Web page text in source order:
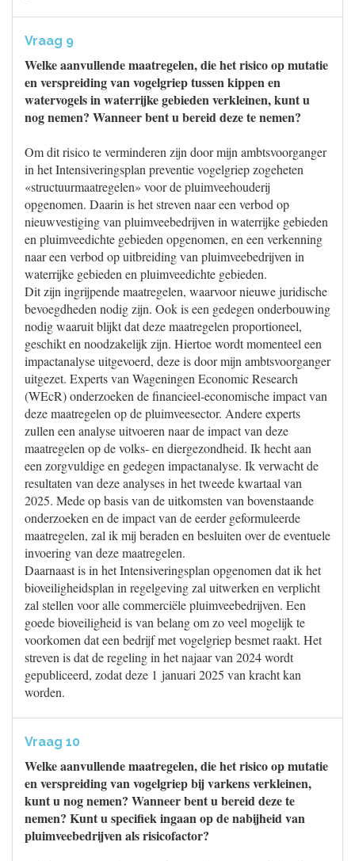
Vraag 9
Welke aanvullende maatregelen, die het risico op mutatie
en verspreiding van vogelgriep tussen kippen en
watervogels in waterrijke gebieden verkleinen, kunt u
nog nemen? Wanneer bent u bereid deze te nemen?
Om dit risico te verminderen zijn door mijn ambtsvoorganger
in het Intensiveringsplan preventie vogelgriep zogeheten
«structuurmaatregelen» voor de pluimveehouderij
opgenomen. Daarin is het streven naar een verbod op
nieuwvestiging van pluimveebedrijven in waterrijke gebieden
en pluimveedichte gebieden opgenomen, en een verkenning
naar een verbod op uitbreiding van pluimveebedrijven in
waterrijke gebieden en pluimveedichte gebieden.
Dit zijn ingrijpende maatregelen, waarvoor nieuwe juridische
bevoegdheden nodig zijn. Ook is een gedegen onderbouwing
nodig waaruit blijkt dat deze maatregelen proportioneel,
geschikt en noodzakelijk zijn. Hiertoe wordt momenteel een
impactanalyse uitgevoerd, deze is door mijn ambtsvoorganger
uitgezet. Experts van Wageningen Economic Research
(WEcR) onderzoeken de financieel-economische impact van
deze maatregelen op de pluimveesector. Andere experts
zullen een analyse uitvoeren naar de impact van deze
maatregelen op de volks- en diergezondheid. Ik hecht aan
een zorgvuldige en gedegen impactanalyse. Ik verwacht de
resultaten van deze analyses in het tweede kwartaal van
2025. Mede op basis van de uitkomsten van bovenstaande
onderzoeken en de impact van de eerder geformuleerde
maatregelen, zal ik mij beraden en besluiten over de eventuele
invoering van deze maatregelen.
Daarnaast is in het Intensiveringsplan opgenomen dat ik het
bioveiligheidsplan in regelgeving zal uitwerken en verplicht
zal stellen voor alle commerciële pluimveebedrijven. Een
goede bioveiligheid is van belang om zo veel mogelijk te
voorkomen dat een bedrijf met vogelgriep besmet raakt. Het
streven is dat de regeling in het najaar van 2024 wordt
gepubliceerd, zodat deze 1 januari 2025 van kracht kan
worden.
Vraag 10
Welke aanvullende maatregelen, die het risico op mutatie
en verspreiding van vogelgriep bij varkens verkleinen,
kunt u nog nemen? Wanneer bent u bereid deze te
nemen? Kunt u specifiek ingaan op de nabijheid van
pluimveebedrijven als risicofactor?